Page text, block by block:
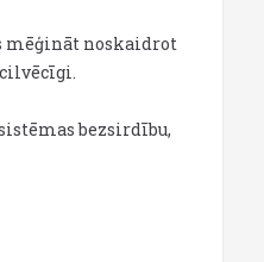
mēģināt noskaidrot
bezsirdību,